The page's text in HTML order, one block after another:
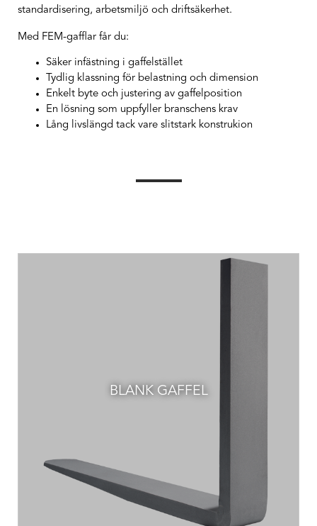
standardisering, arbetsmiljö och driftsäkerhet.
Med FEM-gafflar får du:
Säker infästning i gaffelstället
Tydlig klassning för belastning och dimension
Enkelt byte och justering av gaffelposition
En lösning som uppfyller branschens krav
Lång livslängd tack vare slitstark konstrukion
BLANK GAFFEL